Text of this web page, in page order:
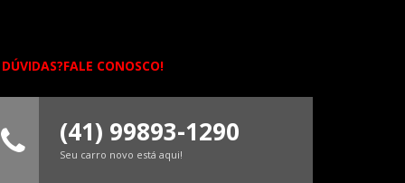
DÚVIDAS?FALE CONOSCO!
(41) 99893-1290
Seu carro novo está aqui!